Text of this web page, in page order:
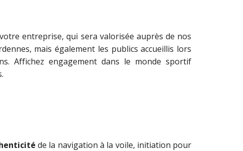
entreprise, qui sera valorisée auprès de nos
mais également les publics accueillis lors
Affichez engagement dans le monde sportif
de la navigation à la voile, initiation pour